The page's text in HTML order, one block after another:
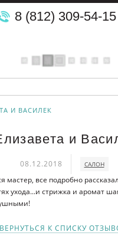
8 (812) 309-54-15
И ВАСИЛЕК
и
08.12.2018 САЛОН
мастер, все подробно
ухода...и стрижка и аромат
ВЕРНУТЬСЯ К СПИСКУ